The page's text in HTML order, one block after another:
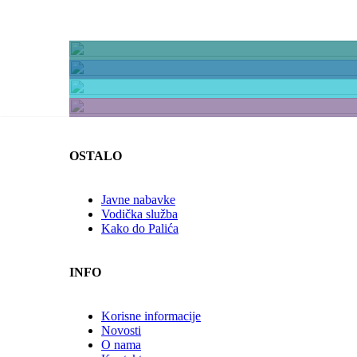
OSTALO
Javne nabavke
Vodička služba
Kako do Palića
INFO
Korisne informacije
Novosti
O nama